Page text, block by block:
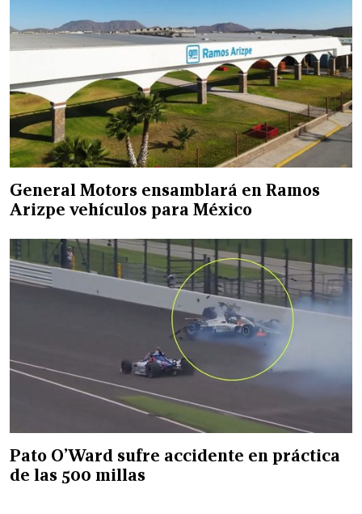
General Motors ensamblará en Ramos
Arizpe vehículos para México
Pato O’Ward sufre accidente en práctica
de las 500 millas